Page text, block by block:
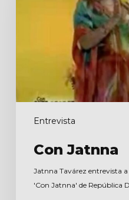
Entrevista
Con Jatnna
Jatnna Tavárez entrevista
'Con Jatnna' de República